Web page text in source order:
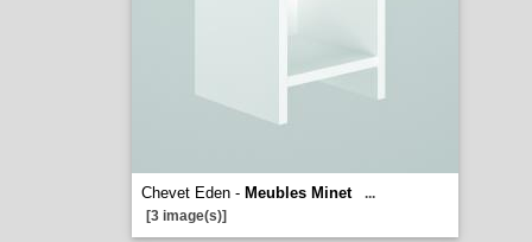
Chevet Eden - Meubles Minet
...
[3 image(s)]